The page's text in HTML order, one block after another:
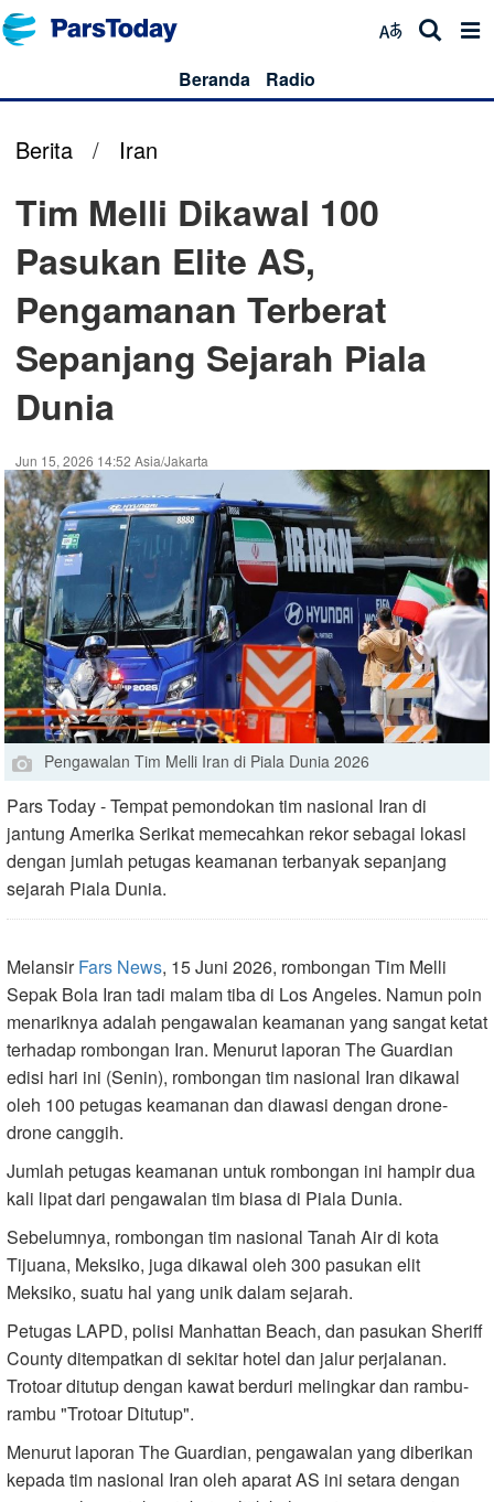
Beranda Radio
Berita / Iran
Tim Melli Dikawal 100
Pasukan Elite AS,
Pengamanan Terberat
Sepanjang Sejarah Piala
Dunia
Jun 15, 2026 14:52 Asia/Jakarta
Pengawalan Tim Melli Iran di Piala Dunia 2026
Pars Today - Tempat pemondokan tim nasional Iran di
jantung Amerika Serikat memecahkan rekor sebagai lokasi
dengan jumlah petugas keamanan terbanyak sepanjang
sejarah Piala Dunia.
MelansirFars News, 15 Juni 2026, rombongan Tim Melli
Sepak Bola Iran tadi malam tiba di Los Angeles. Namun poin
menariknya adalah pengawalan keamanan yang sangat ketat
terhadap rombongan Iran. Menurut laporan The Guardian
edisi hari ini (Senin), rombongan tim nasional Iran dikawal
oleh 100 petugas keamanan dan diawasi dengan drone-
drone canggih.
Jumlah petugas keamanan untuk rombongan ini hampir dua
kali lipat dari pengawalan tim biasa di Piala Dunia.
Sebelumnya, rombongan tim nasional Tanah Air di kota
Tijuana, Meksiko, juga dikawal oleh 300 pasukan elit
Meksiko, suatu hal yang unik dalam sejarah.
Petugas LAPD, polisi Manhattan Beach, dan pasukan Sheriff
County ditempatkan di sekitar hotel dan jalur perjalanan.
Trotoar ditutup dengan kawat berduri melingkar dan rambu-
rambu "Trotoar Ditutup".
Menurut laporan The Guardian, pengawalan yang diberikan
kepada tim nasional Iran oleh aparat AS ini setara dengan